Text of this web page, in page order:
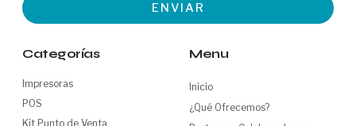
ENVIAR
Categorías
Impresoras
POS
Kit Punto de Venta
Menu
Inicio
¿Qué Ofrecemos?